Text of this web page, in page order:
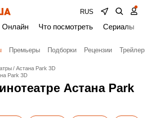
RUS
Онлайн Что посмотреть Сериалы
Премьеры Подборки Рецензии
Астана Park 3D
Park 3D
Астана Park